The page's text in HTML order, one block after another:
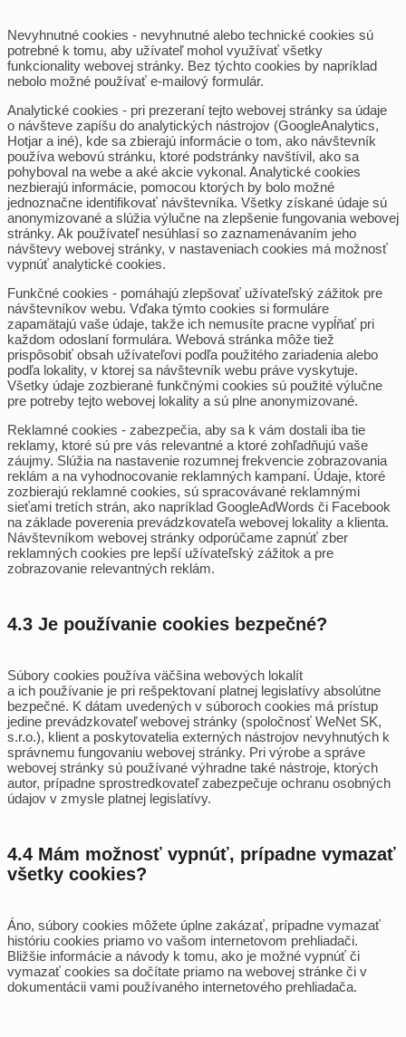
Nevyhnutné cookies - nevyhnutné alebo technické cookies sú
potrebné k tomu, aby užívateľ mohol využívať všetky
funkcionality webovej stránky. Bez týchto cookies by napríklad
nebolo možné používať e-mailový formulár.
Analytické cookies - pri prezeraní tejto webovej stránky sa údaje
o návšteve zapíšu do analytických nástrojov (GoogleAnalytics,
Hotjar a iné), kde sa zbierajú informácie o tom, ako návštevník
používa webovú stránku, ktoré podstránky navštívil, ako sa
pohyboval na webe a aké akcie vykonal. Analytické cookies
nezbierajú informácie, pomocou ktorých by bolo možné
jednoznačne identifikovať návštevníka. Všetky získané údaje sú
anonymizované a slúžia výlučne na zlepšenie fungovania webovej
stránky. Ak používateľ nesúhlasí so zaznamenávaním jeho
návštevy webovej stránky, v nastaveniach cookies má možnosť
vypnúť analytické cookies.
Funkčné cookies - pomáhajú zlepšovať užívateľský zážitok pre
návštevníkov webu. Vďaka týmto cookies si formuláre
zapamätajú vaše údaje, takže ich nemusíte pracne vypĺňať pri
každom odoslaní formulára. Webová stránka môže tiež
prispôsobiť obsah užívateľovi podľa použitého zariadenia alebo
podľa lokality, v ktorej sa návštevník webu práve vyskytuje.
Všetky údaje zozbierané funkčnými cookies sú použité výlučne
pre potreby tejto webovej lokality a sú plne anonymizované.
Reklamné cookies - zabezpečia, aby sa k vám dostali iba tie
reklamy, ktoré sú pre vás relevantné a ktoré zohľadňujú vaše
záujmy. Slúžia na nastavenie rozumnej frekvencie zobrazovania
reklám a na vyhodnocovanie reklamných kampaní. Údaje, ktoré
zozbierajú reklamné cookies, sú spracovávané reklamnými
sieťami tretích strán, ako napríklad GoogleAdWords či Facebook
na základe poverenia prevádzkovateľa webovej lokality a klienta.
Návštevníkom webovej stránky odporúčame zapnúť zber
reklamných cookies pre lepší užívateľský zážitok a pre
zobrazovanie relevantných reklám.
4.3 Je používanie cookies bezpečné?
Súbory cookies používa väčšina webových lokalít
a ich používanie je pri rešpektovaní platnej legislatívy absolútne
bezpečné. K dátam uvedených v súboroch cookies má prístup
jedine prevádzkovateľ webovej stránky (spoločnosť WeNet SK,
s.r.o.), klient a poskytovatelia externých nástrojov nevyhnutých k
správnemu fungovaniu webovej stránky. Pri výrobe a správe
webovej stránky sú používané výhradne také nástroje, ktorých
autor, prípadne sprostredkovateľ zabezpečuje ochranu osobných
údajov v zmysle platnej legislatívy.
4.4 Mám možnosť vypnúť, prípadne vymazať
všetky cookies?
Áno, súbory cookies môžete úplne zakázať, prípadne vymazať
históriu cookies priamo vo vašom internetovom prehliadači.
Bližšie informácie a návody k tomu, ako je možné vypnúť či
vymazať cookies sa dočítate priamo na webovej stránke či v
dokumentácii vami používaného internetového prehliadača.